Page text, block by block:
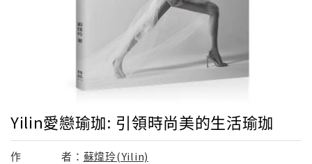
Yilin愛戀瑜珈: 引領時尚美的生活瑜珈
作 者： 蘇煒玲(Yilin)